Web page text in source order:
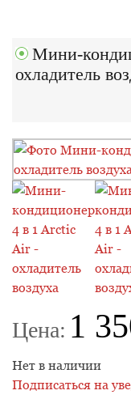
Мини-
охладитель
Цена: 1
Нет в наличии
Подписаться на